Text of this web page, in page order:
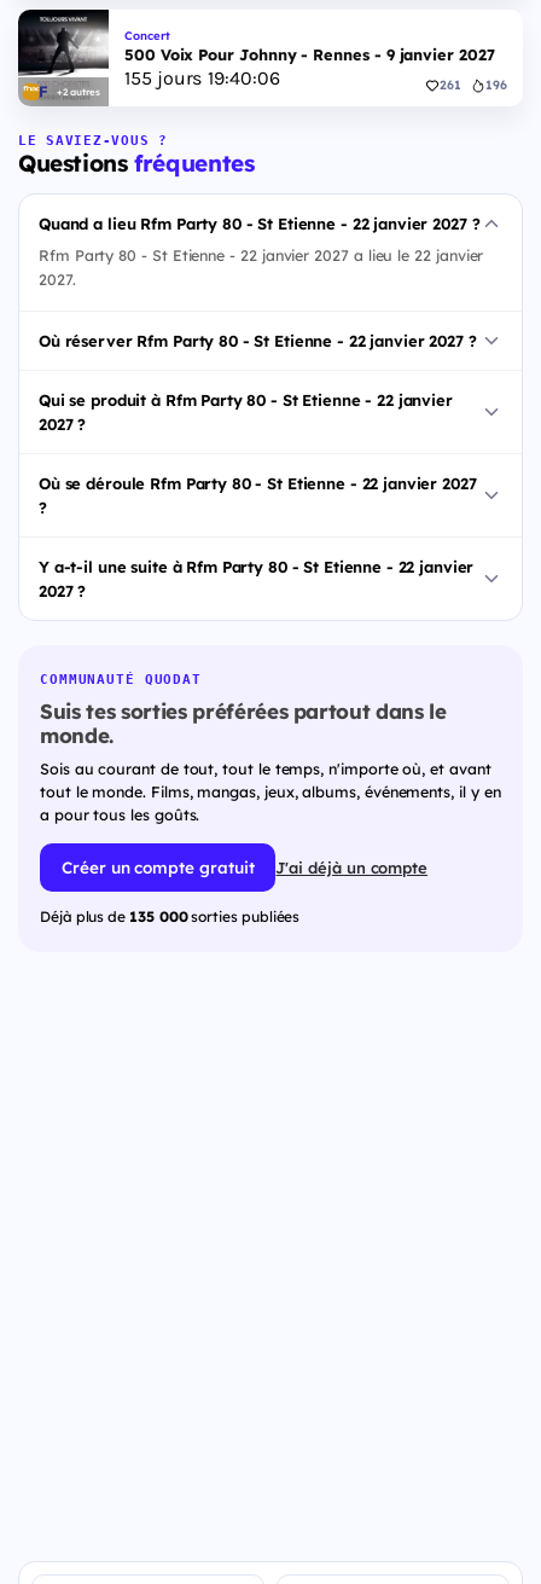
+2 autres
Concert
500 Voix Pour Johnny - Rennes - 9 janvier 2027
155 jours 19:40:05 261 196
LE SAVIEZ-VOUS ?
Questionsfréquentes
Quand a lieu Rfm Party 80 - St Etienne - 22 janvier 2027 ?
Rfm Party 80 - St Etienne - 22 janvier 2027 a lieu le 22 janvier
2027.
Où réserver Rfm Party 80 - St Etienne - 22 janvier 2027 ?
Qui se produit à Rfm Party 80 - St Etienne - 22 janvier
2027 ?
Où se déroule Rfm Party 80 - St Etienne - 22 janvier 2027
?
Y a-t-il une suite à Rfm Party 80 - St Etienne - 22 janvier
2027 ?
COMMUNAUTÉ QUODAT
Suis tes sorties préférées partout dans le
monde.
Sois au courant de tout, tout le temps, n'importe où, et avant
tout le monde. Films, mangas, jeux, albums, événements, il y en
a pour tous les goûts.
Créer un compte gratuit J'ai déjà un compte
Déjà plus de 135 000sorties publiées